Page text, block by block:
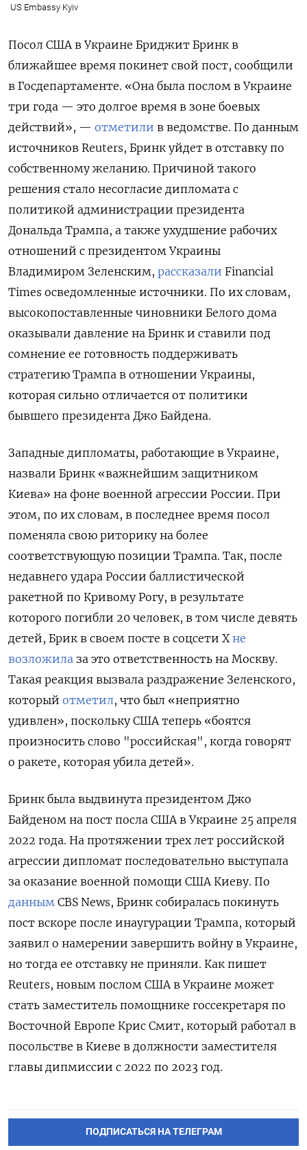
US Embassy Kyiv
Посол США в Украине Бриджит Бринк в
ближайшее время покинет свой пост, сообщили
в Госдепартаменте. «Она была послом в Украине
три года — это долгое время в зоне боевых
действий», — отметили в ведомстве. По данным
источников Reuters, Бринк уйдет в отставку по
собственному желанию. Причиной такого
решения стало несогласие дипломата с
политикой администрации президента
Дональда Трампа, а также ухудшение рабочих
отношений с президентом Украины
Владимиром Зеленским, рассказали Financial
Times осведомленные источники. По их словам,
высокопоставленные чиновники Белого дома
оказывали давление на Бринк и ставили под
сомнение ее готовность поддерживать
стратегию Трампа в отношении Украины,
которая сильно отличается от политики
бывшего президента Джо Байдена.
Западные дипломаты, работающие в Украине,
назвали Бринк «важнейшим защитником
Киева» на фоне военной агрессии России. При
этом, по их словам, в последнее время посол
поменяла свою риторику на более
соответствующую позиции Трампа. Так, после
недавнего удара России баллистической
ракетной по Кривому Рогу, в результате
которого погибли 20 человек, в том числе девять
детей, Брик в своем посте в соцсети Хне
возложила за это ответственность на Москву.
Такая реакция вызвала раздражение Зеленского,
который отметил, что был «неприятно
удивлен», поскольку США теперь «боятся
произносить слово "российская", когда говорят
о ракете, которая убила детей».
Бринк была выдвинута президентом Джо
Байденом на пост посла США в Украине 25 апреля
2022 года. На протяжении трех лет российской
агрессии дипломат последовательно выступала
за оказание военной помощи США Киеву. По
данным CBS News, Бринк собиралась покинуть
пост вскоре после инаугурации Трампа, который
заявил о намерении завершить войну в Украине,
но тогда ее отставку не приняли. Как пишет
Reuters, новым послом США в Украине может
стать заместитель помощнике госсекретаря по
Восточной Европе Крис Смит, который работал в
посольстве в Киеве в должности заместителя
главы дипмиссии с 2022 по 2023 год.
ПОДПИСАТЬСЯ НА ТЕЛЕГРАМ